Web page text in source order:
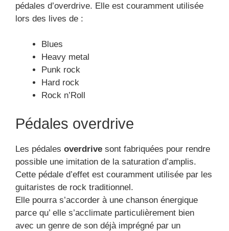
pédales d’overdrive. Elle est couramment utilisée
lors des lives de :
Blues
Heavy metal
Punk rock
Hard rock
Rock n’Roll
Pédales overdrive
Les pédales overdrive sont fabriquées pour rendre
possible une imitation de la saturation d’amplis.
Cette pédale d’effet est couramment utilisée par les
guitaristes de rock traditionnel.
Elle pourra s’accorder à une chanson énergique
parce qu’ elle s’acclimate particulièrement bien
avec un genre de son déjà imprégné par un